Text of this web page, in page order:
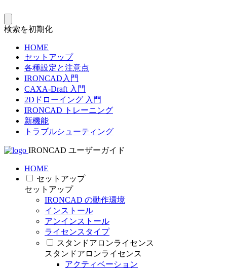
検索を初期化
HOME
セットアップ
各種設定と注意点
IRONCAD入門
CAXA-Draft 入門
2Dドローイング 入門
IRONCAD トレーニング
新機能
トラブルシューティング
IRONCAD ユーザーガイド
HOME
セットアップ
セットアップ
IRONCAD の動作環境
インストール
アンインストール
ライセンスタイプ
スタンドアロンライセンス
スタンドアロンライセンス
アクティベーション